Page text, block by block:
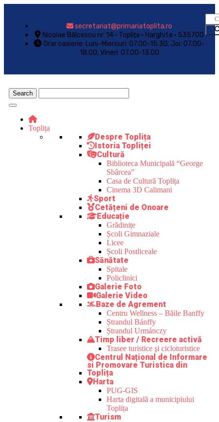
secretariat@primariatoplita.ro
Nicolae Bălcescu nr. 14 • Toplița • Harghita • 535700
Orar casierie: Luni-Miercuri: 07.00-15.30; Joi: 07.00-
18.00; Vineri: 07.00-13.00
Toplița
Despre Toplița
Istoria Topliței
Cultură
Biblioteca Municipală “George
Sbârcea”
Casa de Cultură Toplița
Cinema 3D Calimani
Sport
Cetățeni de Onoare
Educație
Grădinițe
Școli Gimnaziale
Licee
Școli Postliceale
Sănătate
Spitale
Policlinici
Galerie Foto
Galerie Video
Baze de Agrement
Centru Wellness – Băile Banffy
Ștrandul Bánffy
Ștrandul Urmánczy
Timp liber / Recreere activă
Trasee turistice şi cicloturistice
Centrul Național de Informare
si Promovare Turistica din
Toplița
Harta
PUG-GIS
Harta digitală a municipiului
Toplița
Turism